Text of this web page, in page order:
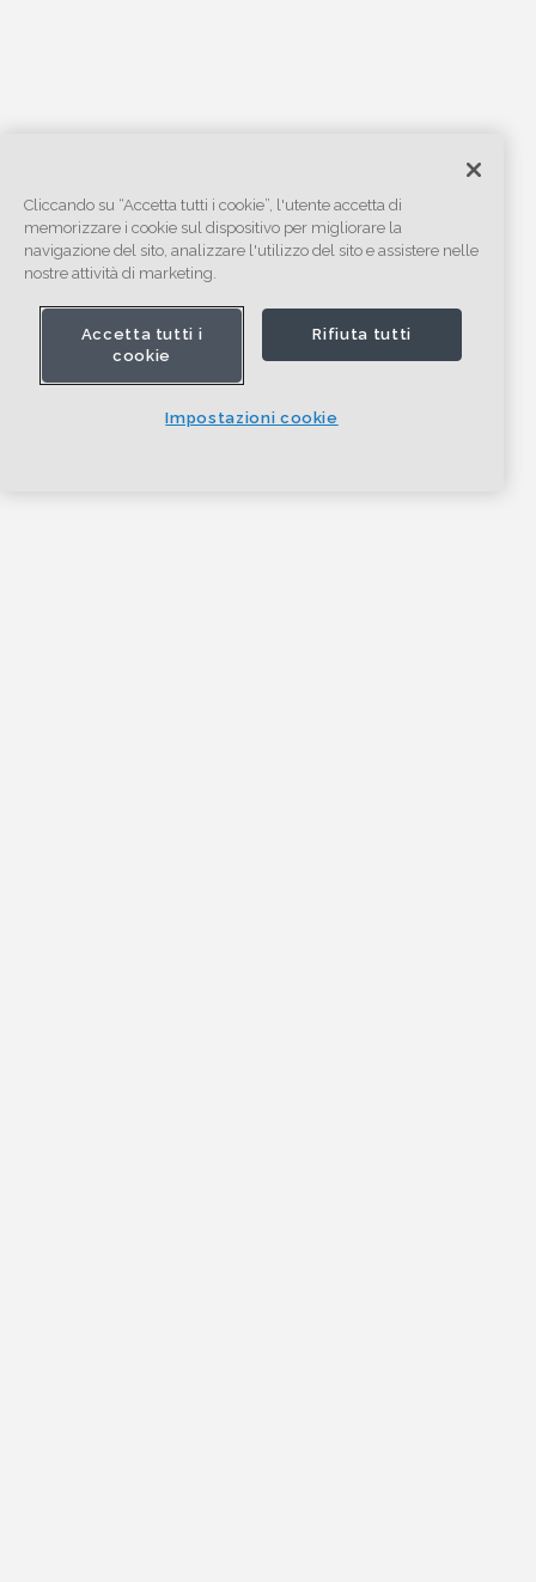
Cliccando su “Accetta tutti i cookie”, l'utente accetta di
memorizzare i cookie sul dispositivo per migliorare la
navigazione del sito, analizzare l'utilizzo del sito e assistere nelle
nostre attività di marketing.
Accetta tutti i
cookie
Rifiuta tutti
Impostazioni cookie